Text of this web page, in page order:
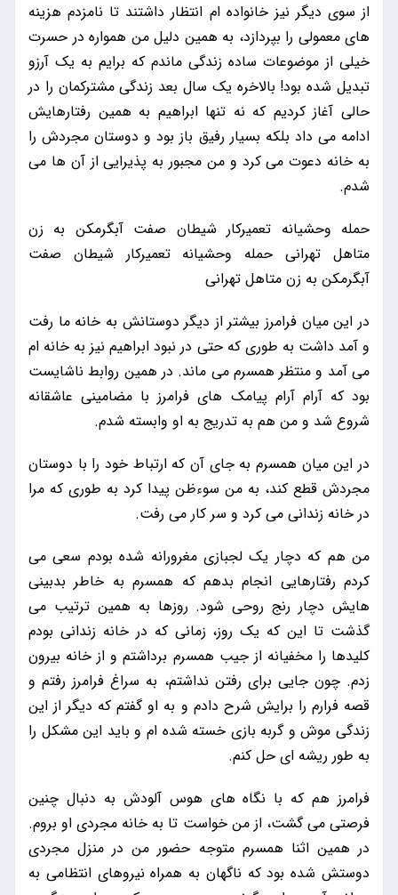
از سوی دیگر نیز خانواده ام انتظار داشتند تا نامزدم هزینه
های معمولی را بپردازد، به همین دلیل من همواره در حسرت
خیلی از موضوعات ساده زندگی ماندم که برایم به یک آرزو
تبدیل شده بود! بالاخره یک سال بعد زندگی مشترکمان را در
حالی آغاز کردیم که نه تنها ابراهیم به همین رفتارهایش
ادامه می داد بلکه بسیار رفیق باز بود و دوستان مجردش را
به خانه دعوت می کرد و من مجبور به پذیرایی از آن ها می
شدم.
حمله وحشیانه تعمیرکار شیطان صفت آبگرمکن به زن
متاهل تهرانی حمله وحشیانه تعمیرکار شیطان صفت
آبگرمکن به زن متاهل تهرانی
در این میان فرامرز بیشتر از دیگر دوستانش به خانه ما رفت
و آمد داشت به طوری که حتی در نبود ابراهیم نیز به خانه ام
می آمد و منتظر همسرم می ماند. در همین روابط ناشایست
بود که آرام آرام پیامک های فرامرز با مضامینی عاشقانه
شروع شد و من هم به تدریج به او وابسته شدم.
در این میان همسرم به جای آن که ارتباط خود را با دوستان
مجردش قطع کند، به من سوءظن پیدا کرد به طوری که مرا
در خانه زندانی می کرد و سر کار می رفت.
من هم که دچار یک لجبازی مغرورانه شده بودم سعی می
کردم رفتارهایی انجام بدهم که همسرم به خاطر بدبینی
هایش دچار رنج روحی شود. روزها به همین ترتیب می
گذشت تا این که یک روز، زمانی که در خانه زندانی بودم
کلیدها را مخفیانه از جیب همسرم برداشتم و از خانه بیرون
زدم. چون جایی برای رفتن نداشتم، به سراغ فرامرز رفتم و
قصه فرارم را برایش شرح دادم و به او گفتم که دیگر از این
زندگی موش و گربه بازی خسته شده ام و باید این مشکل را
به طور ریشه ای حل کنم.
فرامرز هم که با نگاه های هوس آلودش به دنبال چنین
فرصتی می گشت، از من خواست تا به خانه مجردی او بروم.
در همین اثنا همسرم متوجه حضور من در منزل مجردی
دوستش شده بود که ناگهان به همراه نیروهای انتظامی به